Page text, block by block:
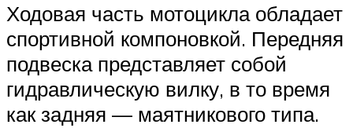
Ходовая часть мотоцикла обладает
спортивной компоновкой. Передняя
подвеска представляет собой
гидравлическую вилку, в то время
как задняя — маятникового типа.